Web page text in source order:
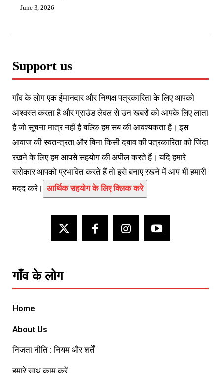
June 3, 2026
Support us
गाँव के लोग एक ईमानदार और निष्पक्ष पत्रकारिता के लिए आपको
आश्वस्त करता है और ग्राउंड लेवल से उन खबरों को आपके लिए लाता
है जो सूचना मात्र नहीं हैं बल्कि हम सब की आवश्यकता हैं। इस
आवाज की स्वतन्त्रता और बिना किसी दबाव की पत्रकारिता को जिंदा
रखने के लिए हम आपसे सहयोग की अपील करते हैं। यदि हमारे
सरोकार आपको प्रभावित करते हैं तो इसे बनाए रखने में आप भी हमारी
मदद करें। आर्थिक सहयोग के लिए क्लिक करे
गाँव के लोग
Home
About Us
निजता नीति : नियम और शर्तें
हमारे साथ काम करें